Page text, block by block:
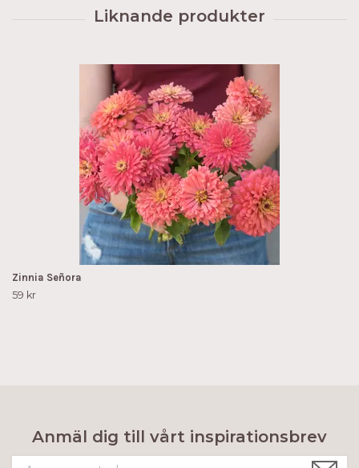
Zinnia Señora
59 kr
Anmäl dig till vårt inspirationsbrev